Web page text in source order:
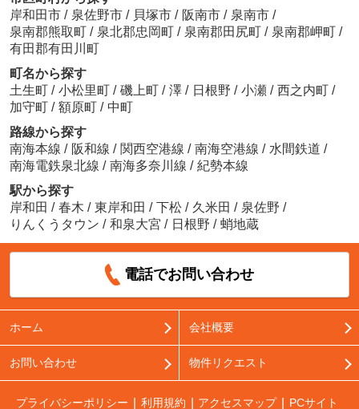
岸和田市 / 泉佐野市 / 貝塚市 / 阪南市 / 泉南市 /
泉南郡熊取町 / 泉北郡忠岡町 / 泉南郡田尻町 / 泉南郡岬町 /
有田郡有田川町
町名から探す
土生町 / 小松里町 / 磯上町 / 澤 / 日根野 / 小瀬 / 西之内町 /
加守町 / 額原町 / 中町
路線から探す
南海本線 / 阪和線 / 関西空港線 / 南海空港線 / 水間鉄道 /
南海電鉄泉北線 / 南海多奈川線 / 紀勢本線
駅から探す
岸和田 / 春木 / 東岸和田 / 下松 / 久米田 / 泉佐野 /
りんくうタウン / 和泉大宮 / 日根野 / 蛸地蔵
電話でお問い合わせ
ホーム 会社概要
お問い合わせ 物件リクエスト
プライバシーポリシー 利用規約 アクセスマップ PCサイト